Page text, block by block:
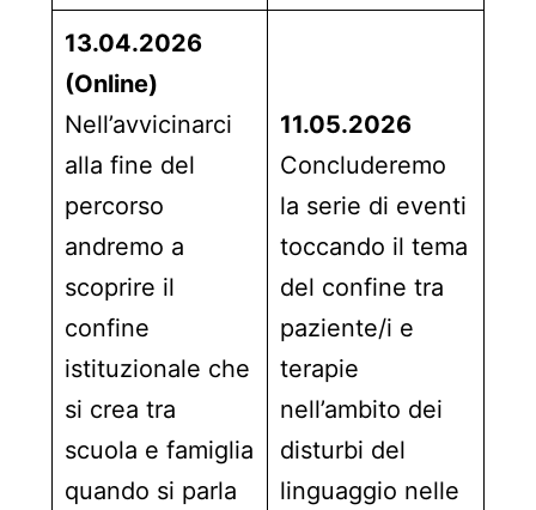
13.04.2026
(Online)
Nell’avvicinarci
alla fine del
percorso
andremo a
scoprire il
confine
istituzionale che
si crea tra
scuola e famiglia
quando si parla
11.05.2026
Concluderemo
la serie di eventi
toccando il tema
del confine tra
paziente/i e
terapie
nell’ambito dei
disturbi del
linguaggio nelle